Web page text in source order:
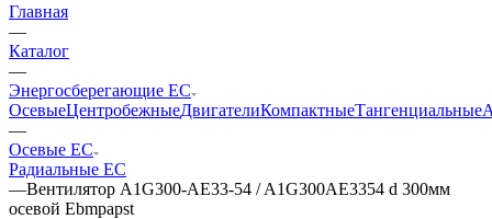
Главная
—
Каталог
—
Энергосберегающие EC
ОсевыеЦентробежныеДвигателиКомпактныеТангенциальные
—
Осевые EC
Радиальные EC
—Вентилятор A1G300-AE33-54 / A1G300AE3354 d 300мм
осевой Ebmpapst